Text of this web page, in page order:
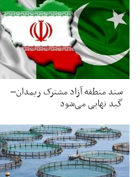
سند منطقه آزاد مشترک ریمدان–
گبد نهایی می‌شود